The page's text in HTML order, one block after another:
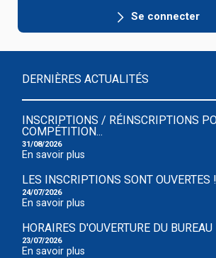
Se connecter
DERNIÈRES ACTUALITÉS
INSCRIPTIONS / RÉINSCRIPTIONS
COMPÉTITION...
31/08/2026
En savoir plus
LES INSCRIPTIONS SONT OUVERTES !
24/07/2026
En savoir plus
HORAIRES D'OUVERTURE DU BUREAU
23/07/2026
En savoir plus